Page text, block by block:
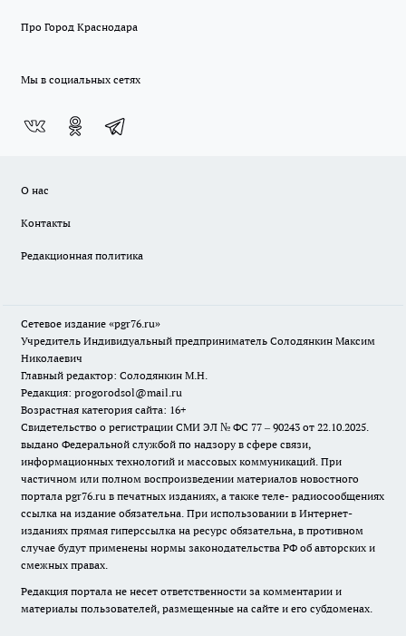
Про Город Краснодара
Мы в социальных сетях
О нас
Контакты
Редакционная политика
Сетевое издание «pgr76.ru»
Учредитель Индивидуальный предприниматель Солодянкин Максим
Николаевич
Главный редактор: Солодянкин М.Н.
Редакция: progorodsol@mail.ru
Возрастная категория сайта: 16+
Свидетельство о регистрации СМИ ЭЛ № ФС 77 – 90243 от 22.10.2025.
выдано Федеральной службой по надзору в сфере связи,
информационных технологий и массовых коммуникаций. При
частичном или полном воспроизведении материалов новостного
портала pgr76.ru в печатных изданиях, а также теле- радиосообщениях
ссылка на издание обязательна. При использовании в Интернет-
изданиях прямая гиперссылка на ресурс обязательна, в противном
случае будут применены нормы законодательства РФ об авторских и
смежных правах.
Редакция портала не несет ответственности за комментарии и
материалы пользователей, размещенные на сайте и его субдоменах.